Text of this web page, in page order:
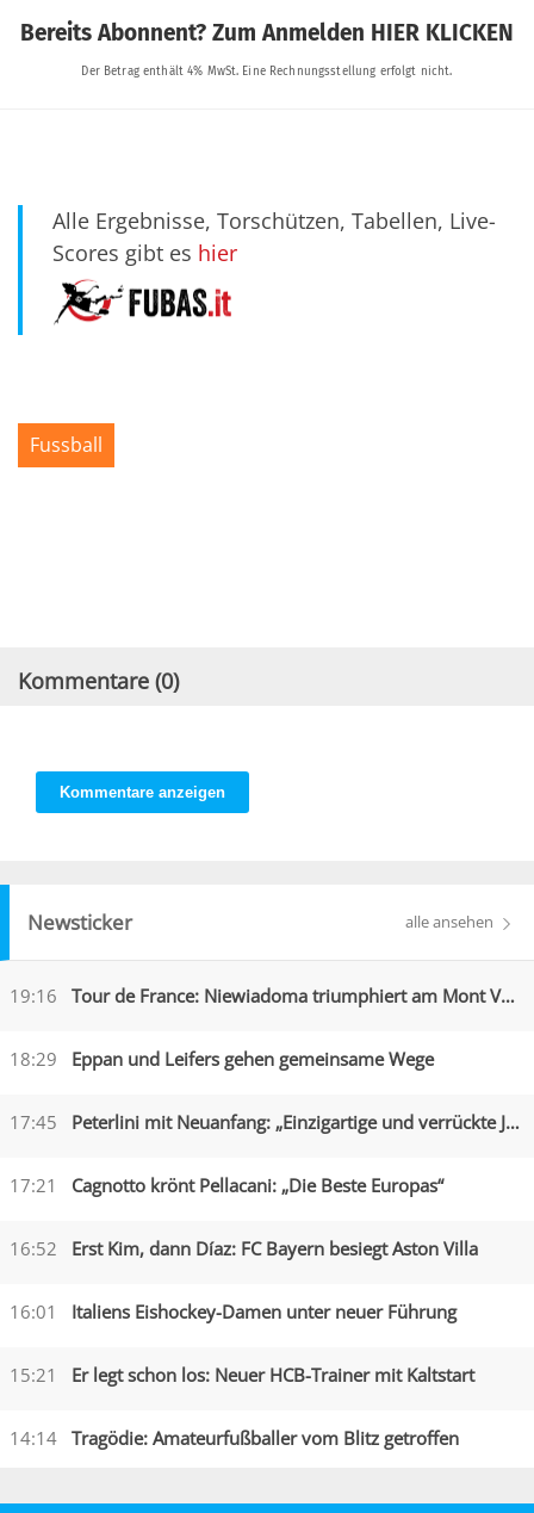
Alle Ergebnisse, Torschützen, Tabellen, Live-
Scores gibt es hier
Fussball
Kommentare (0)
Kommentare anzeigen
Newsticker alle ansehen
19:16 Tour de France: Niewiadoma triumphiert am Mont Ventoux
18:29 Eppan und Leifers gehen gemeinsame Wege
17:45 Peterlini mit Neuanfang: „Einzigartige und verrückte Jahre“
17:21 Cagnotto krönt Pellacani: „Die Beste Europas“
16:52 Erst Kim, dann Díaz: FC Bayern besiegt Aston Villa
16:01 Italiens Eishockey-Damen unter neuer Führung
15:21 Er legt schon los: Neuer HCB-Trainer mit Kaltstart
14:14 Tragödie: Amateurfußballer vom Blitz getroffen